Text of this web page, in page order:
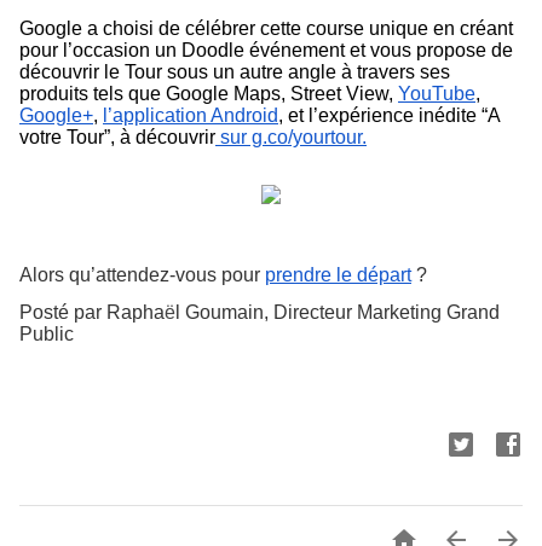
Google a choisi de célébrer cette course unique en créant
pour l’occasion un Doodle événement et vous propose de
découvrir le Tour sous un autre angle à travers ses
produits tels que Google Maps, Street View, YouTube
Google+, l’application Android, et l’expérience inédite “A
votre Tour”, à découvrir sur g.co/yourtour.
Alors qu’attendez-vous pour prendre le départ ?
Posté par Raphaë l Goumain, Directeur Marketing Grand
Public
  